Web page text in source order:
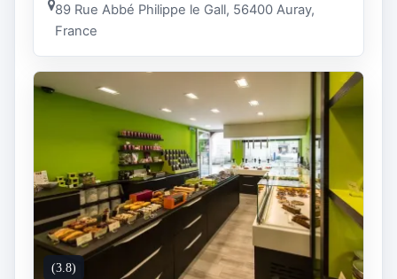
89 Rue Abbé Philippe le Gall, 56400 Auray,
France
(3.8)